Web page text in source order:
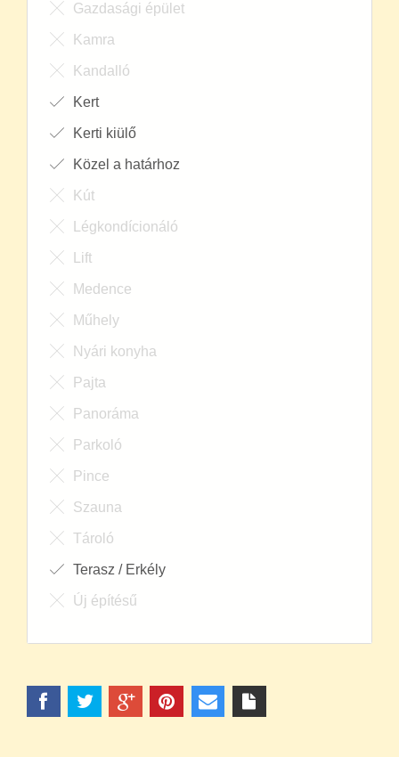
Gazdasági épület
Kamra
Kandalló
Kert
Kerti kiülő
Közel a határhoz
Kút
Légkondícionáló
Lift
Medence
Műhely
Nyári konyha
Pajta
Panoráma
Parkoló
Pince
Szauna
Tároló
Terasz / Erkély
Új építésű